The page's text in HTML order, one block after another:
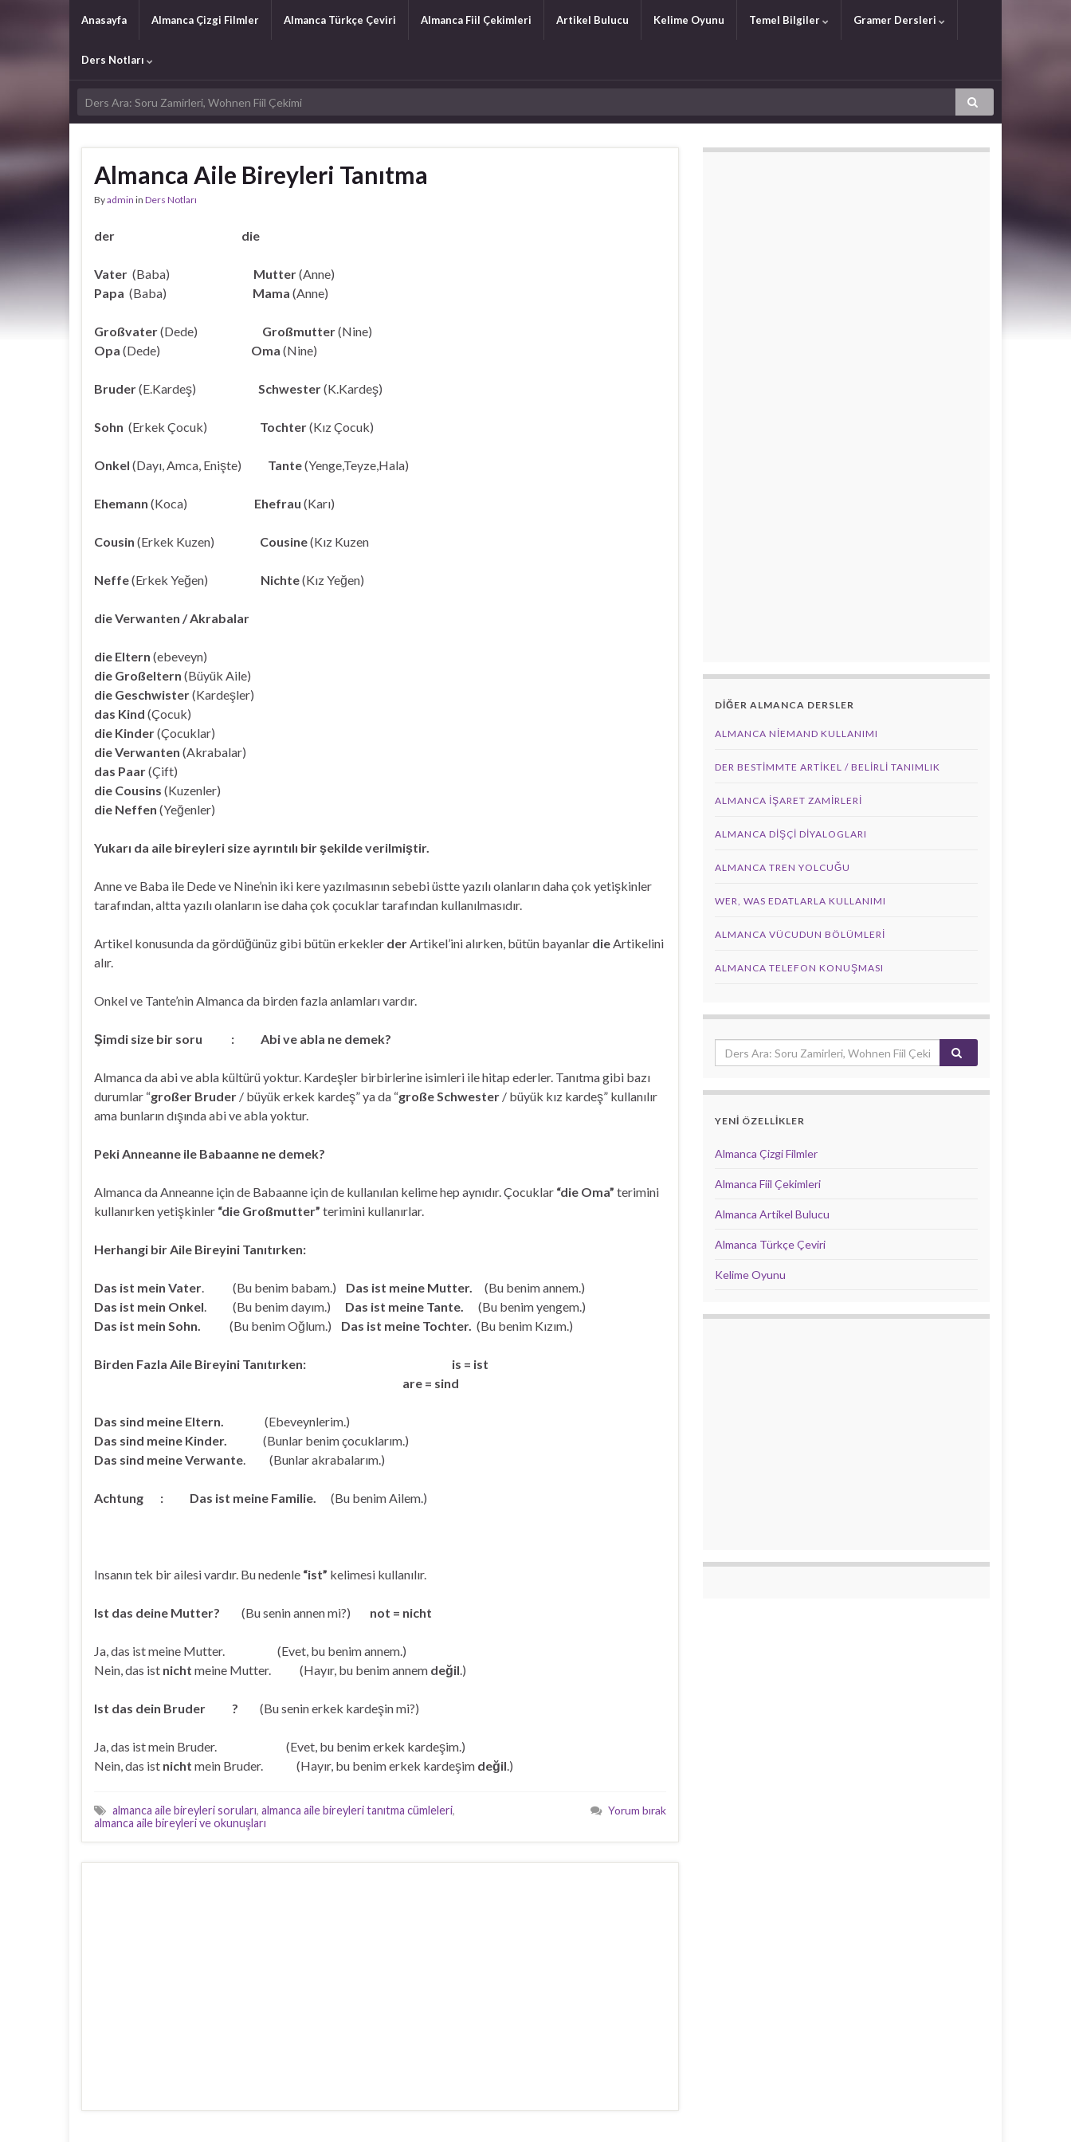
Anasayfa Almanca Çizgi Filmler Almanca Türkçe Çeviri Almanca Fiil Çekimleri Artikel Bulucu Kelime Oyunu Temel Bilgiler Gramer Dersleri
Ders Notları
Almanca Aile Bireyleri Tanıtma
Byadmin in Ders Notları
der die
Vater (Baba) Mutter(Anne)
Papa (Baba) Mama (Anne)
Großvater(Dede) Großmutter(Nine)
Opa (Dede) Oma (Nine)
Bruder(E.Kardeş) Schwester(K.Kardeş)
Sohn (Erkek Çocuk) Tochter(Kız Çocuk)
Onkel (Dayı, Amca, Enişte) Tante(Yenge,Teyze,Hala)
Ehemann (Koca) Ehefrau (Karı)
Cousin (Erkek Kuzen) Cousine(Kız Kuzen
Neffe(Erkek Yeğen) Nichte(Kız Yeğen)
die Verwanten / Akrabalar
die Eltern (ebeveyn)
die Großeltern (Büyük Aile)
die Geschwister(Kardeşler)
das Kind (Çocuk)
die Kinder(Çocuklar)
die Verwanten (Akrabalar)
das Paar(Çift)
die Cousins (Kuzenler)
die Neffen (Yeğenler)
Yukarı da aile bireyleri size ayrıntılı bir şekilde verilmiştir.
Anne ve Baba ile Dede ve Nine’nin iki kere yazılmasının sebebi üstte yazılı olanların daha çok yetişkinler
tarafından, altta yazılı olanların ise daha çok çocuklar tarafından kullanılmasıdır.
Artikel konusunda da gördüğünüz gibi bütün erkekler derArtikel’ini alırken, bütün bayanlar dieArtikelini
alır.
Onkel ve Tante’nin Almanca da birden fazla anlamları vardır.
Şimdi size bir soru : Abi ve abla ne demek?
Almanca da abi ve abla kültürü yoktur. Kardeşler birbirlerine isimleri ile hitap ederler. Tanıtma gibi bazı
durumlar “großer Bruder / büyük erkek kardeş” ya da “große Schwester / büyük kız kardeş” kullanılır
ama bunların dışında abi ve abla yoktur.
Peki Anneanne ile Babaanne ne demek?
Almanca da Anneanne için de Babaanne için de kullanılan kelime hep aynıdır. Çocuklar “die Oma” terimini
kullanırken yetişkinler “die Großmutter” terimini kullanırlar.
Herhangi bir Aile Bireyini Tanıtırken:
Das ist mein Vater. (Bu benim babam.) Das ist meine Mutter. (Bu benim annem.)
Das ist mein Onkel. (Bu benim dayım.) Das ist meine Tante. (Bu benim yengem.)
Das ist mein Sohn. (Bu benim Oğlum.) Das ist meine Tochter. (Bu benim Kızım.)
Birden Fazla Aile Bireyini Tanıtırken: is = ist
are = sind
Das sind meine Eltern. (Ebeveynlerim.)
Das sind meine Kinder. (Bunlar benim çocuklarım.)
Das sind meine Verwante. (Bunlar akrabalarım.)
Achtung : Das ist meine Familie. (Bu benim Ailem.)
Insanın tek bir ailesi vardır. Bu nedenle “ist” kelimesi kullanılır.
Ist das deine Mutter? (Bu senin annen mi?) not = nicht
Ja, das ist meine Mutter. (Evet, bu benim annem.)
Nein, das ist nicht meine Mutter. (Hayır, bu benim annem değil.)
Ist das dein Bruder ? (Bu senin erkek kardeşin mi?)
Ja, das ist mein Bruder. (Evet, bu benim erkek kardeşim.)
Nein, das ist nicht mein Bruder. (Hayır, bu benim erkek kardeşim değil.)
almanca aile bireyleri soruları, almanca aile bireyleri tanıtma cümleleri,
almanca aile bireyleri ve okunuşları
Yorum bırak
DİĞER ALMANCA DERSLER
ALMANCA NIEMAND KULLANIMI
DER BESTIMMTE ARTIKEL / BELIRLI TANIMLIK
ALMANCA İŞARET ZAMIRLERI
ALMANCA DIŞÇI DIYALOGLARI
ALMANCA TREN YOLCUĞU
WER, WAS EDATLARLA KULLANIMI
ALMANCA VÜCUDUN BÖLÜMLERI
ALMANCA TELEFON KONUŞMASI
YENİ ÖZELLİKLER
Almanca Çizgi Filmler
Almanca Fiil Çekimleri
Almanca Artikel Bulucu
Almanca Türkçe Çeviri
Kelime Oyunu